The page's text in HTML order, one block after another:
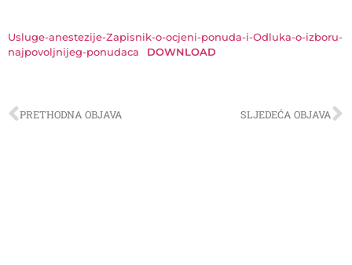
Usluge-anestezije-Zapisnik-o-ocjeni-ponuda-i-Odluka-o-izboru-
najpovoljnijeg-ponudaca
DOWNLOAD
PRETHODNA OBJAVA SLJEDEĆA OBJAVA